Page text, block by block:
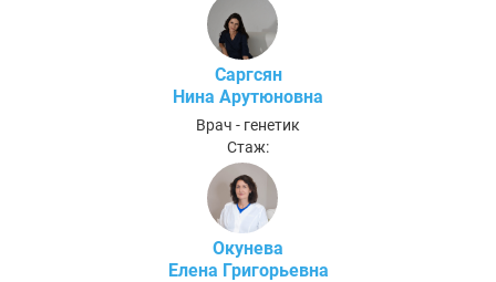
Саргсян
Нина Арутюновна
Врач - генетик
Стаж:
Окунева
Елена Григорьевна